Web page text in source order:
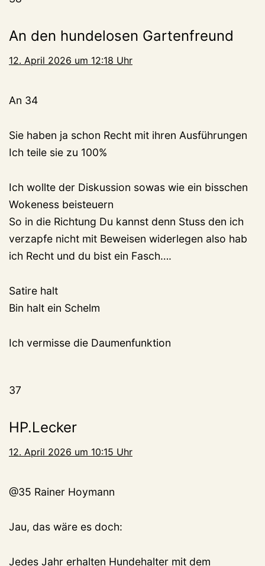
An den hundelosen Gartenfreund
12. April 2026 um 12:18 Uhr
An 34
Sie haben ja schon Recht mit ihren Ausführungen
Ich teile sie zu 100%
Ich wollte der Diskussion sowas wie ein bisschen
Wokeness beisteuern
So in die Richtung Du kannst denn Stuss den ich
verzapfe nicht mit Beweisen widerlegen also hab
ich Recht und du bist ein Fasch….
Satire halt
Bin halt ein Schelm
Ich vermisse die Daumenfunktion
37
HP.Lecker
12. April 2026 um 10:15 Uhr
@35 Rainer Hoymann
Jau, das wäre es doch:
Jedes Jahr erhalten Hundehalter mit dem